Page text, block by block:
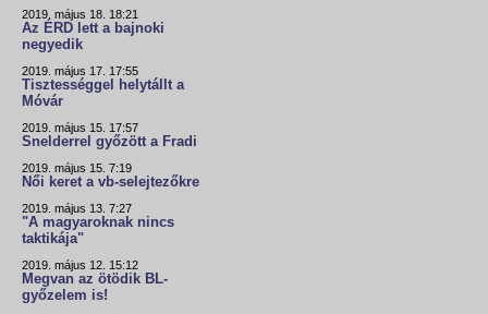
2019. május 18. 18:21
Az ÉRD lett a bajnoki
negyedik
2019. május 17. 17:55
Tisztességgel helytállt a
Móvár
2019. május 15. 17:57
Snelderrel győzött a Fradi
2019. május 15. 7:19
Női keret a vb-selejtezőkre
2019. május 13. 7:27
"A magyaroknak nincs
taktikája"
2019. május 12. 15:12
Megvan az ötödik BL-
győzelem is!